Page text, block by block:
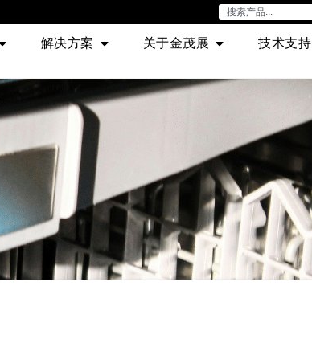
解决方案 关于金茂展 技术支持